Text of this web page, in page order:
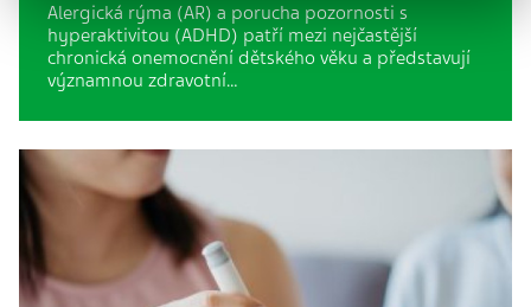
Alergická rýma (AR) a porucha pozornosti s
hyperaktivitou (ADHD) patří mezi nejčastější
chronická onemocnění dětského věku a představují
významnou zdravotní…